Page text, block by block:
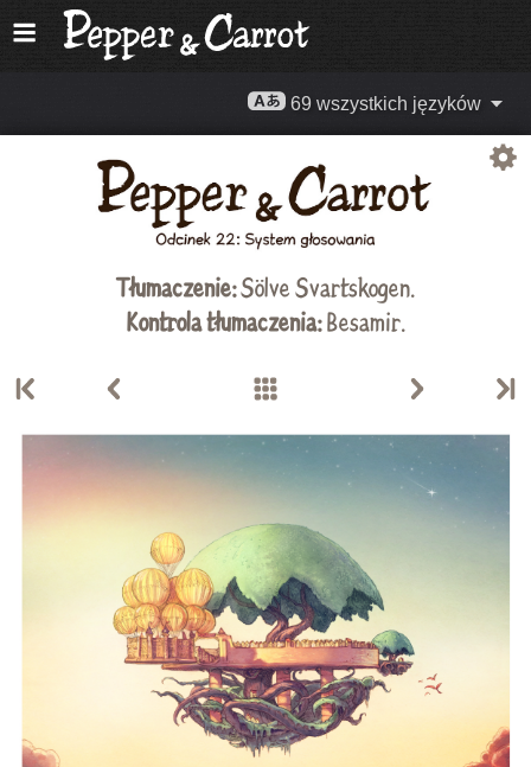
69 wszystkich języków
Tłumaczenie:Sölve Svartskogen.
Kontrola tłumaczenia:Besamir.